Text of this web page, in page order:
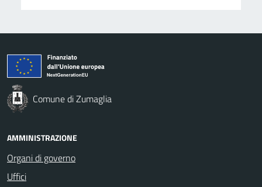
Comune di Zumaglia
AMMINISTRAZIONE
Organi di governo
Uffici